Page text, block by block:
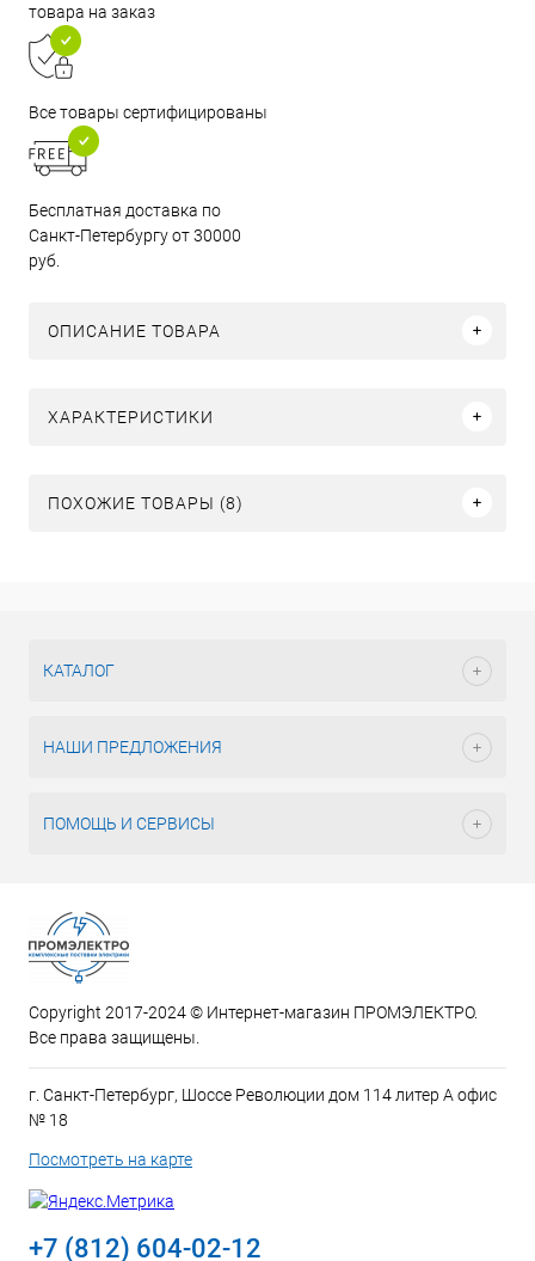
товара на заказ
Все товары сертифицированы
Бесплатная доставка по
Санкт-Петербургу от 30000
руб.
ОПИСАНИЕ ТОВАРА
ХАРАКТЕРИСТИКИ
ПОХОЖИЕ ТОВАРЫ (8)
КАТАЛОГ
НАШИ ПРЕДЛОЖЕНИЯ
ПОМОЩЬ И СЕРВИСЫ
Copyright 2017-2024 © Интернет-магазин ПРОМЭЛЕКТРО.
Все права защищены.
г. Санкт-Петербург, Шоссе Революции дом 114 литер А офис
№ 18
Посмотреть на карте
+7 (812) 604-02-12